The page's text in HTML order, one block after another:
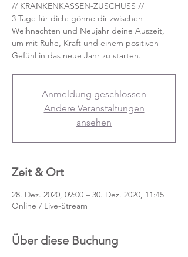
// KRANKENKASSEN-ZUSCHUSS //
3 Tage für dich: gönne dir zwischen
Weihnachten und Neujahr deine Auszeit,
um mit Ruhe, Kraft und einem positiven
Gefühl in das neue Jahr zu starten.
Anmeldung geschlossen
Andere Veranstaltungen
ansehen
Zeit & Ort
28. Dez. 2020, 09:00 – 30. Dez. 2020, 11:45
Online / Live-Stream
Über diese Buchung